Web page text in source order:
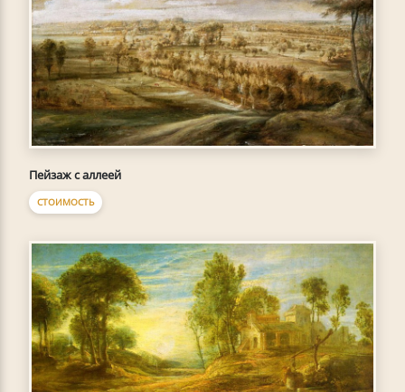
Пейзаж с аллеей
СТОИМОСТЬ